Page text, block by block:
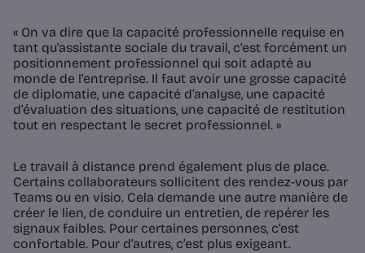
« On va dire que la capacité professionnelle requise en
tant qu’assistante sociale du travail, c’est forcément un
positionnement professionnel qui soit adapté au
monde de l’entreprise. Il faut avoir une grosse capacité
de diplomatie, une capacité d’analyse, une capacité
d’évaluation des situations, une capacité de restitution
tout en respectant le secret professionnel. »
Le travail à distance prend également plus de place.
Certains collaborateurs sollicitent des rendez-vous par
Teams ou en visio. Cela demande une autre manière de
créer le lien, de conduire un entretien, de repérer les
signaux faibles. Pour certaines personnes, c’est
confortable. Pour d’autres, c’est plus exigeant.